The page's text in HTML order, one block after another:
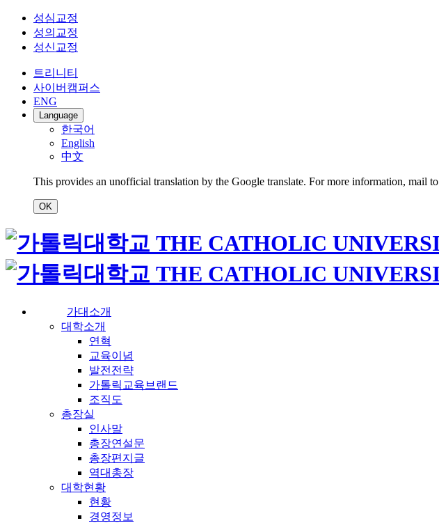
성심교정
성의교정
성신교정
트리니티
사이버캠퍼스
ENG
Language
한국어
English
中文
This provides an unofficial translation by the Google translate. For more information, mail to
OK
가대소개
대학소개
연혁
교육이념
발전전략
가톨릭교육브랜드
조직도
총장실
인사말
총장연설문
총장편지글
역대총장
대학현황
현황
경영정보